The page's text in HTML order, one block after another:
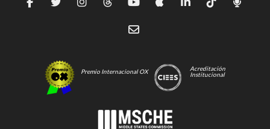
Premio Internacional OX
Acreditación
Institucional